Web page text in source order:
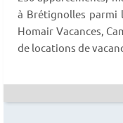
à Brétignolles parmi
Homair Vacances,
de locations de